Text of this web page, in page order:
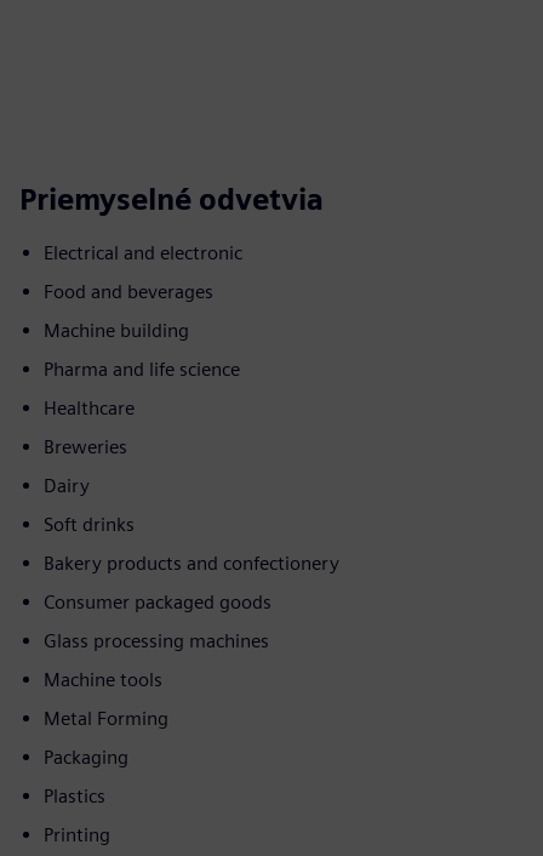
Priemyselné odvetvia
Electrical and electronic
Food and beverages
Machine building
Pharma and life science
Healthcare
Breweries
Dairy
Soft drinks
Bakery products and confectionery
Consumer packaged goods
Glass processing machines
Machine tools
Metal Forming
Packaging
Plastics
Printing